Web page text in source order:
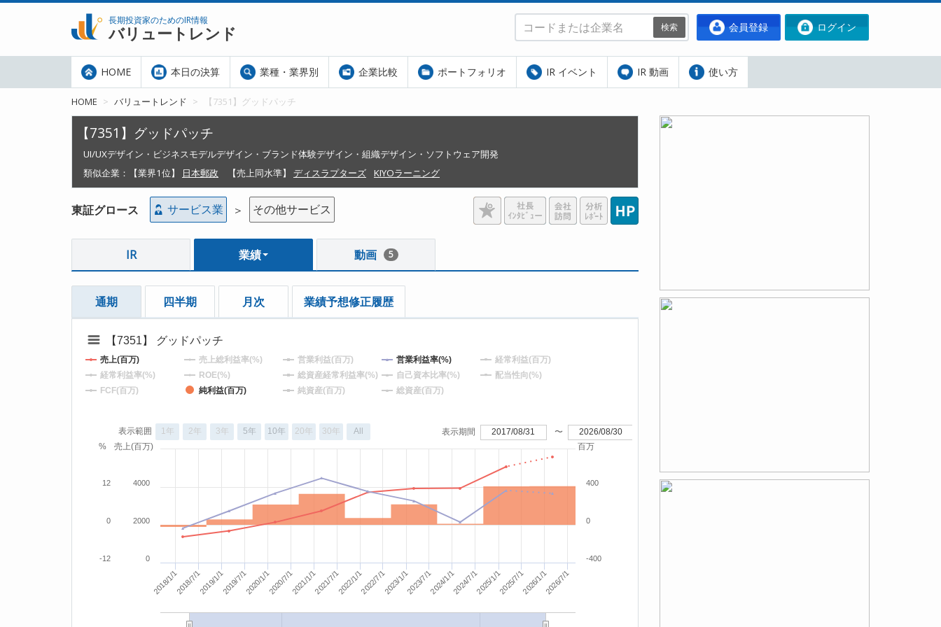
長期投資家のためのIR情報
バリュートレンド 会員登録 ログイン
検索
HOME 本日の決算 業種・業界別 企業比較 ポートフォリオ IR イベント IR 動画 使い方
HOME バリュートレンド 【7351】グッドパッチ
【7351】グッドパッチ
UI/UXデザイン・ビジネスモデルデザイン・ブランド体験デザイン・組織デザイン・ソフトウェア開発
類似企業：
【業界1位】 日本郵政 【売上同水準】 ディスラプターズ KIYOラーニング
東証グロース サービス業 ＞ その他サービス
IR 業績 動画 5
通期 四半期 月次 業績予想修正履歴
売上(百万)
% 百万
【7351】 グッドパッチ
2018/1/12018/7/12019/1/12019/7/12020/1/12020/7/12021/1/12021/7/12022/1/12022/7/12023/1/12023/7/12024/1/12024/7/12025/1/12025/7/12026/1/12026/7/1
4000
0
2000
0
-12
12
0
400
-400
表示範囲 1年 2年 3年 5年 10年 20年 30年 All 表示期間 2017/08/31 〜 2026/08/30
売上(百万) 売上総利益率(%) 営業利益(百万) 営業利益率(%)
経常利益(百万)
経常利益率(%)
ROE(%) 総資産経常利益率(%) 自己資本比率(%)
配当性向(%)
FCF(百万)
純利益(百万) 純資産(百万) 総資産(百万)